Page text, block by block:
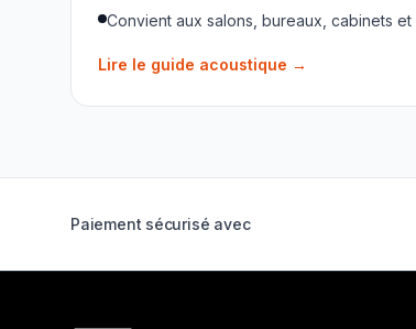
Convient aux salons, bureaux, cabinets
Lire le guide acoustique →
Paiement sécurisé avec